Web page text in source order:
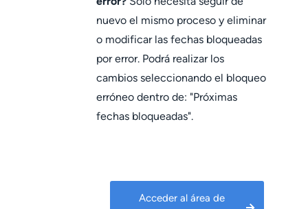
nuevo el mismo proceso y eliminar
o modificar las fechas bloqueadas
por error. Podrá realizar los
cambios seleccionando el bloqueo
erróneo dentro de: "Próximas
fechas bloqueadas".
Acceder al área de